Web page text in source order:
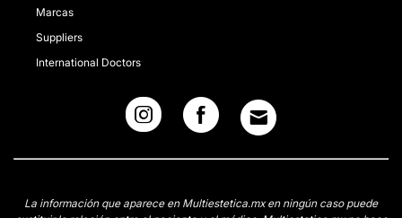
Marcas
Suppliers
International Doctors
La información que aparece en Multiestetica.mx en ningún caso puede